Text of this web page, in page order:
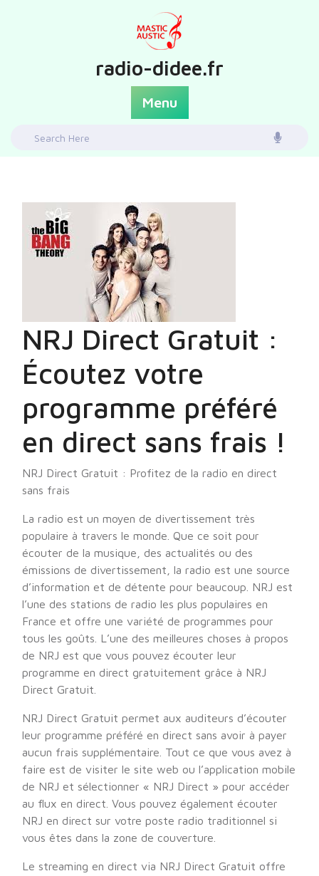
radio-didee.fr
Menu
Search
NRJ Direct Gratuit :
Écoutez votre
programme préféré
en direct sans frais !
NRJ Direct Gratuit : Profitez de la radio en direct
sans frais
La radio est un moyen de divertissement très
populaire à travers le monde. Que ce soit pour
écouter de la musique, des actualités ou des
émissions de divertissement, la radio est une source
d’information et de détente pour beaucoup. NRJ est
l’une des stations de radio les plus populaires en
France et offre une variété de programmes pour
tous les goûts. L’une des meilleures choses à propos
de NRJ est que vous pouvez écouter leur
programme en direct gratuitement grâce à NRJ
Direct Gratuit.
NRJ Direct Gratuit permet aux auditeurs d’écouter
leur programme préféré en direct sans avoir à payer
aucun frais supplémentaire. Tout ce que vous avez à
faire est de visiter le site web ou l’application mobile
de NRJ et sélectionner « NRJ Direct » pour accéder
au flux en direct. Vous pouvez également écouter
NRJ en direct sur votre poste radio traditionnel si
vous êtes dans la zone de couverture.
Le streaming en direct via NRJ Direct Gratuit offre